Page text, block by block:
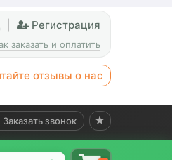
Регистрация
заказать и оплатить
отзывы о нас
Заказать звонок